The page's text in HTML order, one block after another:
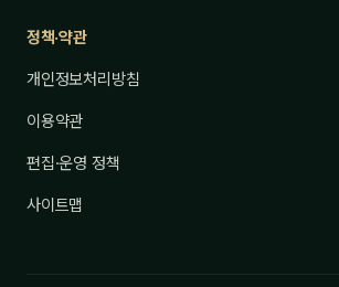
정책·약관
개인정보처리방침
이용약관
편집·운영 정책
사이트맵